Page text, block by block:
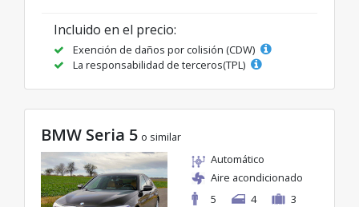
Incluido en el precio:
Exención de daños por colisión (CDW)
La responsabilidad de terceros(TPL)
BMW Seria 5 o similar
Automático
Aire acondicionado
5
4 3